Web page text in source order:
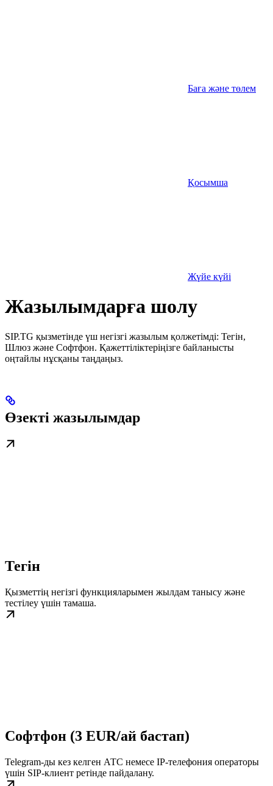
Баға және төлем
Қосымша
Жүйе күйі
Жазылымдарға шолу
SIP.TG қызметінде үш негізгі жазылым қолжетімді: Тегін,
Шлюз және Софтфон. Қажеттіліктеріңізге байланысты
оңтайлы нұсқаны таңдаңыз.
Өзекті жазылымдар
Тегін
Қызметтің негізгі функцияларымен жылдам танысу және
тестілеу үшін тамаша.
Софтфон (3 EUR/ай бастап)
Telegram-ды кез келген АТС немесе IP-телефония операторы
үшін SIP-клиент ретінде пайдалану.